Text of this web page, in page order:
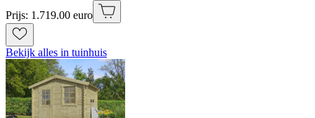
Prijs: 1.719.00 euro
Bekijk alles in tuinhuis